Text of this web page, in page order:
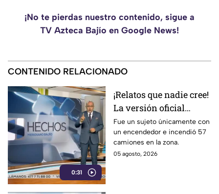
¡No te pierdas nuestro contenido, sigue a
TV Azteca Bajío en Google News!
CONTENIDO RELACIONADO
0:31
¡Relatos que nadie cree!
La versión oficial
pretende que creamos
que fue un solo hombre
en caso de Tamaulipas
Fue un sujeto únicamente con
un encendedor e incendió 57
camiones en la zona.
05 agosto, 2026